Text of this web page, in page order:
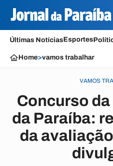
Últimas NotíciasEsportes
Home>vamos trabalhar
VAMOS
Concurso
da Paraíba:
da